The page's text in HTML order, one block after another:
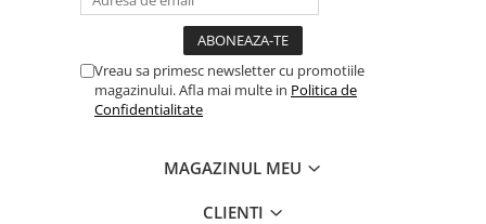
Vreau sa primesc newsletter cu promotiile
magazinului. Afla mai multe in Politica de
Confidentialitate
MAGAZINUL MEU
CLIENTI